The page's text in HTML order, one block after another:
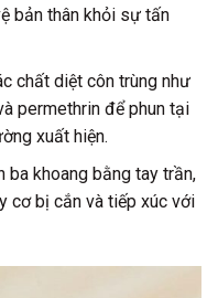
bản thân khỏi sự tấn
chất diệt côn trùng như
permethrin để phun tại
xuất hiện.
ba khoang bằng tay trần,
cơ bị cắn và tiếp xúc với